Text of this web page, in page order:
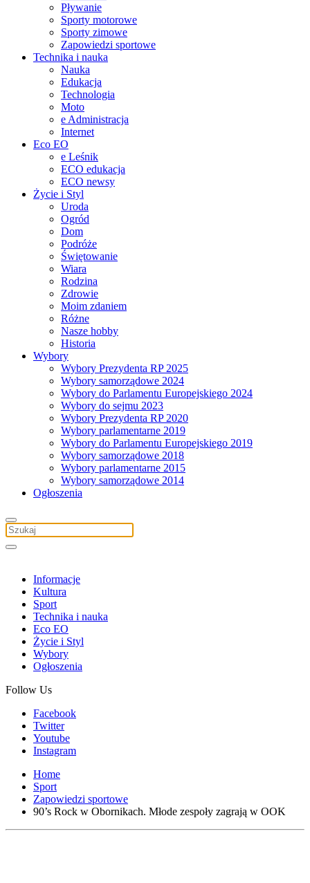
Pływanie
Sporty motorowe
Sporty zimowe
Zapowiedzi sportowe
Technika i nauka
Nauka
Edukacja
Technologia
Moto
e Administracja
Internet
Eco EO
e Leśnik
ECO edukacja
ECO newsy
Życie i Styl
Uroda
Ogród
Dom
Podróże
Świętowanie
Wiara
Rodzina
Zdrowie
Moim zdaniem
Różne
Nasze hobby
Historia
Wybory
Wybory Prezydenta RP 2025
Wybory samorządowe 2024
Wybory do Parlamentu Europejskiego 2024
Wybory do sejmu 2023
Wybory Prezydenta RP 2020
Wybory parlamentarne 2019
Wybory do Parlamentu Europejskiego 2019
Wybory samorządowe 2018
Wybory parlamentarne 2015
Wybory samorządowe 2014
Ogłoszenia
Informacje
Kultura
Sport
Technika i nauka
Eco EO
Życie i Styl
Wybory
Ogłoszenia
Follow Us
Facebook
Twitter
Youtube
Instagram
Home
Sport
Zapowiedzi sportowe
90’s Rock w Obornikach. Młode zespoły zagrają w OOK